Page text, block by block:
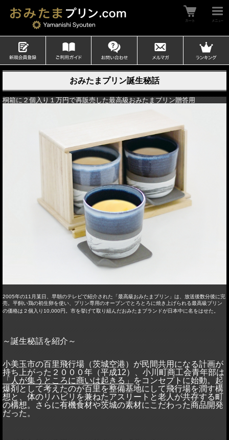
おみたまプリン誕生秘話
桐箱に２個入り１万円で再販売した最高級おみたまプリン贈答用
2005年の11 月某日、早朝のテレビで紹介された「最高級おみたまプリン」は、放送後数分後に完
売。平飼い鶏の初生卵を使い、プリン専用のオーブンでとろとろに焼き上げられる最高級プリン
の価格は２個入り10,000円。市を挙げて取り組んだおみたまブランドが日本中に名をはせた。
～誕生秘話を紹介～
小美玉市の百里飛行場（茨城空港）が民間共用になる計画が
持ち上がった２０００年（平成12）、小川町商工会青年部は
「人が集うところに商いは起きる」
をコンセプトに始動。起
爆剤として考えたのが百里を整備基地にして飛行場を潤す構
想と、体のリハビリを兼ねたアスリートと老人が共存する町
の構想。さらに有機食材や茨城の素材にこだわった商品開発
だった。